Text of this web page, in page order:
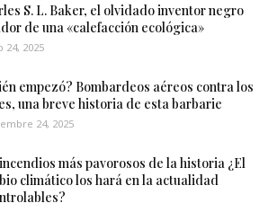
S. L. Baker, el olvidado inventor negro
de una «calefacción ecológica»
24, 2025
empezó? Bombardeos aéreos contra los
una breve historia de esta barbarie
24, 2025
más pavorosos de la historia ¿El
climático los hará en la actualidad